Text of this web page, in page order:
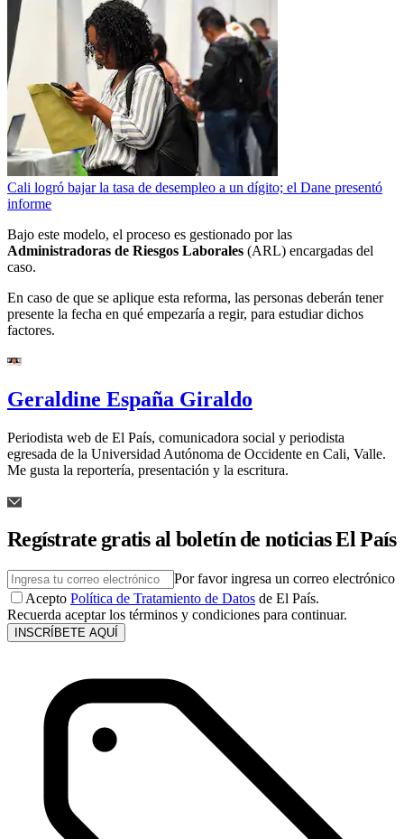
Cali logró bajar la tasa de desempleo a un dígito; el Dane presentó
informe
Bajo este modelo, el proceso es gestionado por las
Administradoras de Riesgos Laborales (ARL) encargadas del
caso.
En caso de que se aplique esta reforma, las personas deberán tener
presente la fecha en qué empezaría a regir, para estudiar dichos
factores.
Geraldine España Giraldo
Periodista web de El País, comunicadora social y periodista
egresada de la Universidad Autónoma de Occidente en Cali, Valle.
Me gusta la reportería, presentación y la escritura.
Regístrate gratis al boletín de noticias El País
Por favor ingresa un correo electrónico
Acepto Política de Tratamiento de Datos de El País.
Recuerda aceptar los términos y condiciones para continuar.
INSCRÍBETE AQUÍ